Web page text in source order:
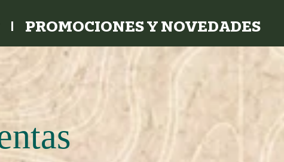
PROMOCIONES Y NOVEDADES